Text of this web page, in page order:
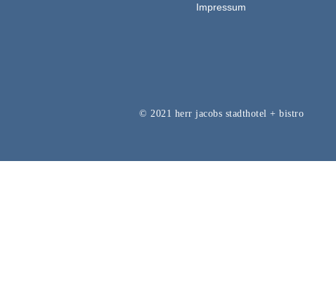
Impressum
© 2021 herr jacobs stadthotel + bistro